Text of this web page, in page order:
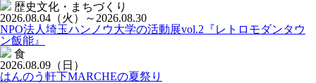
歴史文化・まちづくり
2026.08.04 （火）
～2026.08.30
NPO法人埼玉ハンノウ大学の活動展vol.2『レトロモダンタウ
ン飯能』
食
2026.08.09 （日）
はんのう軒下MARCHEの夏祭り